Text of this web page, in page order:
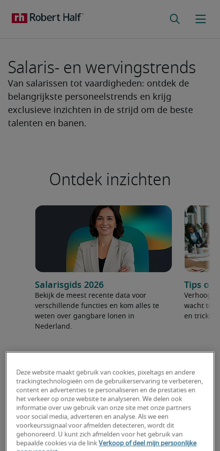
Salaris- en wervingstrends
Van salarissen tot vaardigheden: ontdek de
belangrijkste personeelstrends en krijg
exclusieve inzichten in de strijd om de beste
talenten en banen.
Ontdek inzichten
Salarisgids 2026
Bekijk de meest recente data voor
verschillende functies en kom alles te
weten over gangbare lonen in
Nederland.
Tips
Verhoog
wacht te
en tricks.
Deze website maakt gebruik van cookies, pixeltags en andere
trackingtechnologieën om de gebruikerservaring te verbeteren,
content en advertenties te personaliseren en de prestaties en
het verkeer op onze website te analyseren. We delen ook
informatie over uw gebruik van onze site met onze partners
voor social media, adverteren en analyse. Als we een
voorkeurssignaal voor afmelden detecteren, wordt dit
gehonoreerd. U kunt zich afmelden voor het gebruik van
bepaalde cookies via de linkVerkoop of deel mijn persoonlijke